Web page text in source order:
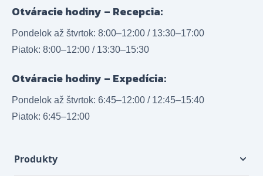
Otváracie hodiny – Recepcia:
Pondelok až štvrtok: 8:00–12:00 / 13:30–17:00
Piatok: 8:00–12:00 / 13:30–15:30
Otváracie hodiny – Expedícia:
Pondelok až štvrtok: 6:45–12:00 / 12:45–15:40
Piatok: 6:45–12:00
Produkty